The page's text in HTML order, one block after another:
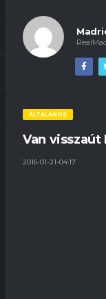
ÁLTALÁNOS
Van visszaút
2016-01-21-04:17